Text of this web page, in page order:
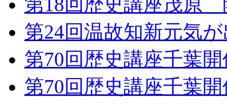
第18回歴史講座茂原
第24回温故知新元気
第70回歴史講座千葉
第70回歴史講座千葉